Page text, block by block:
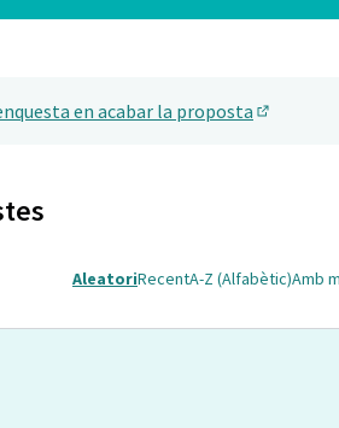
22
en acabar la proposta
AleatoriRecentA-Z (Alfabètic)Amb